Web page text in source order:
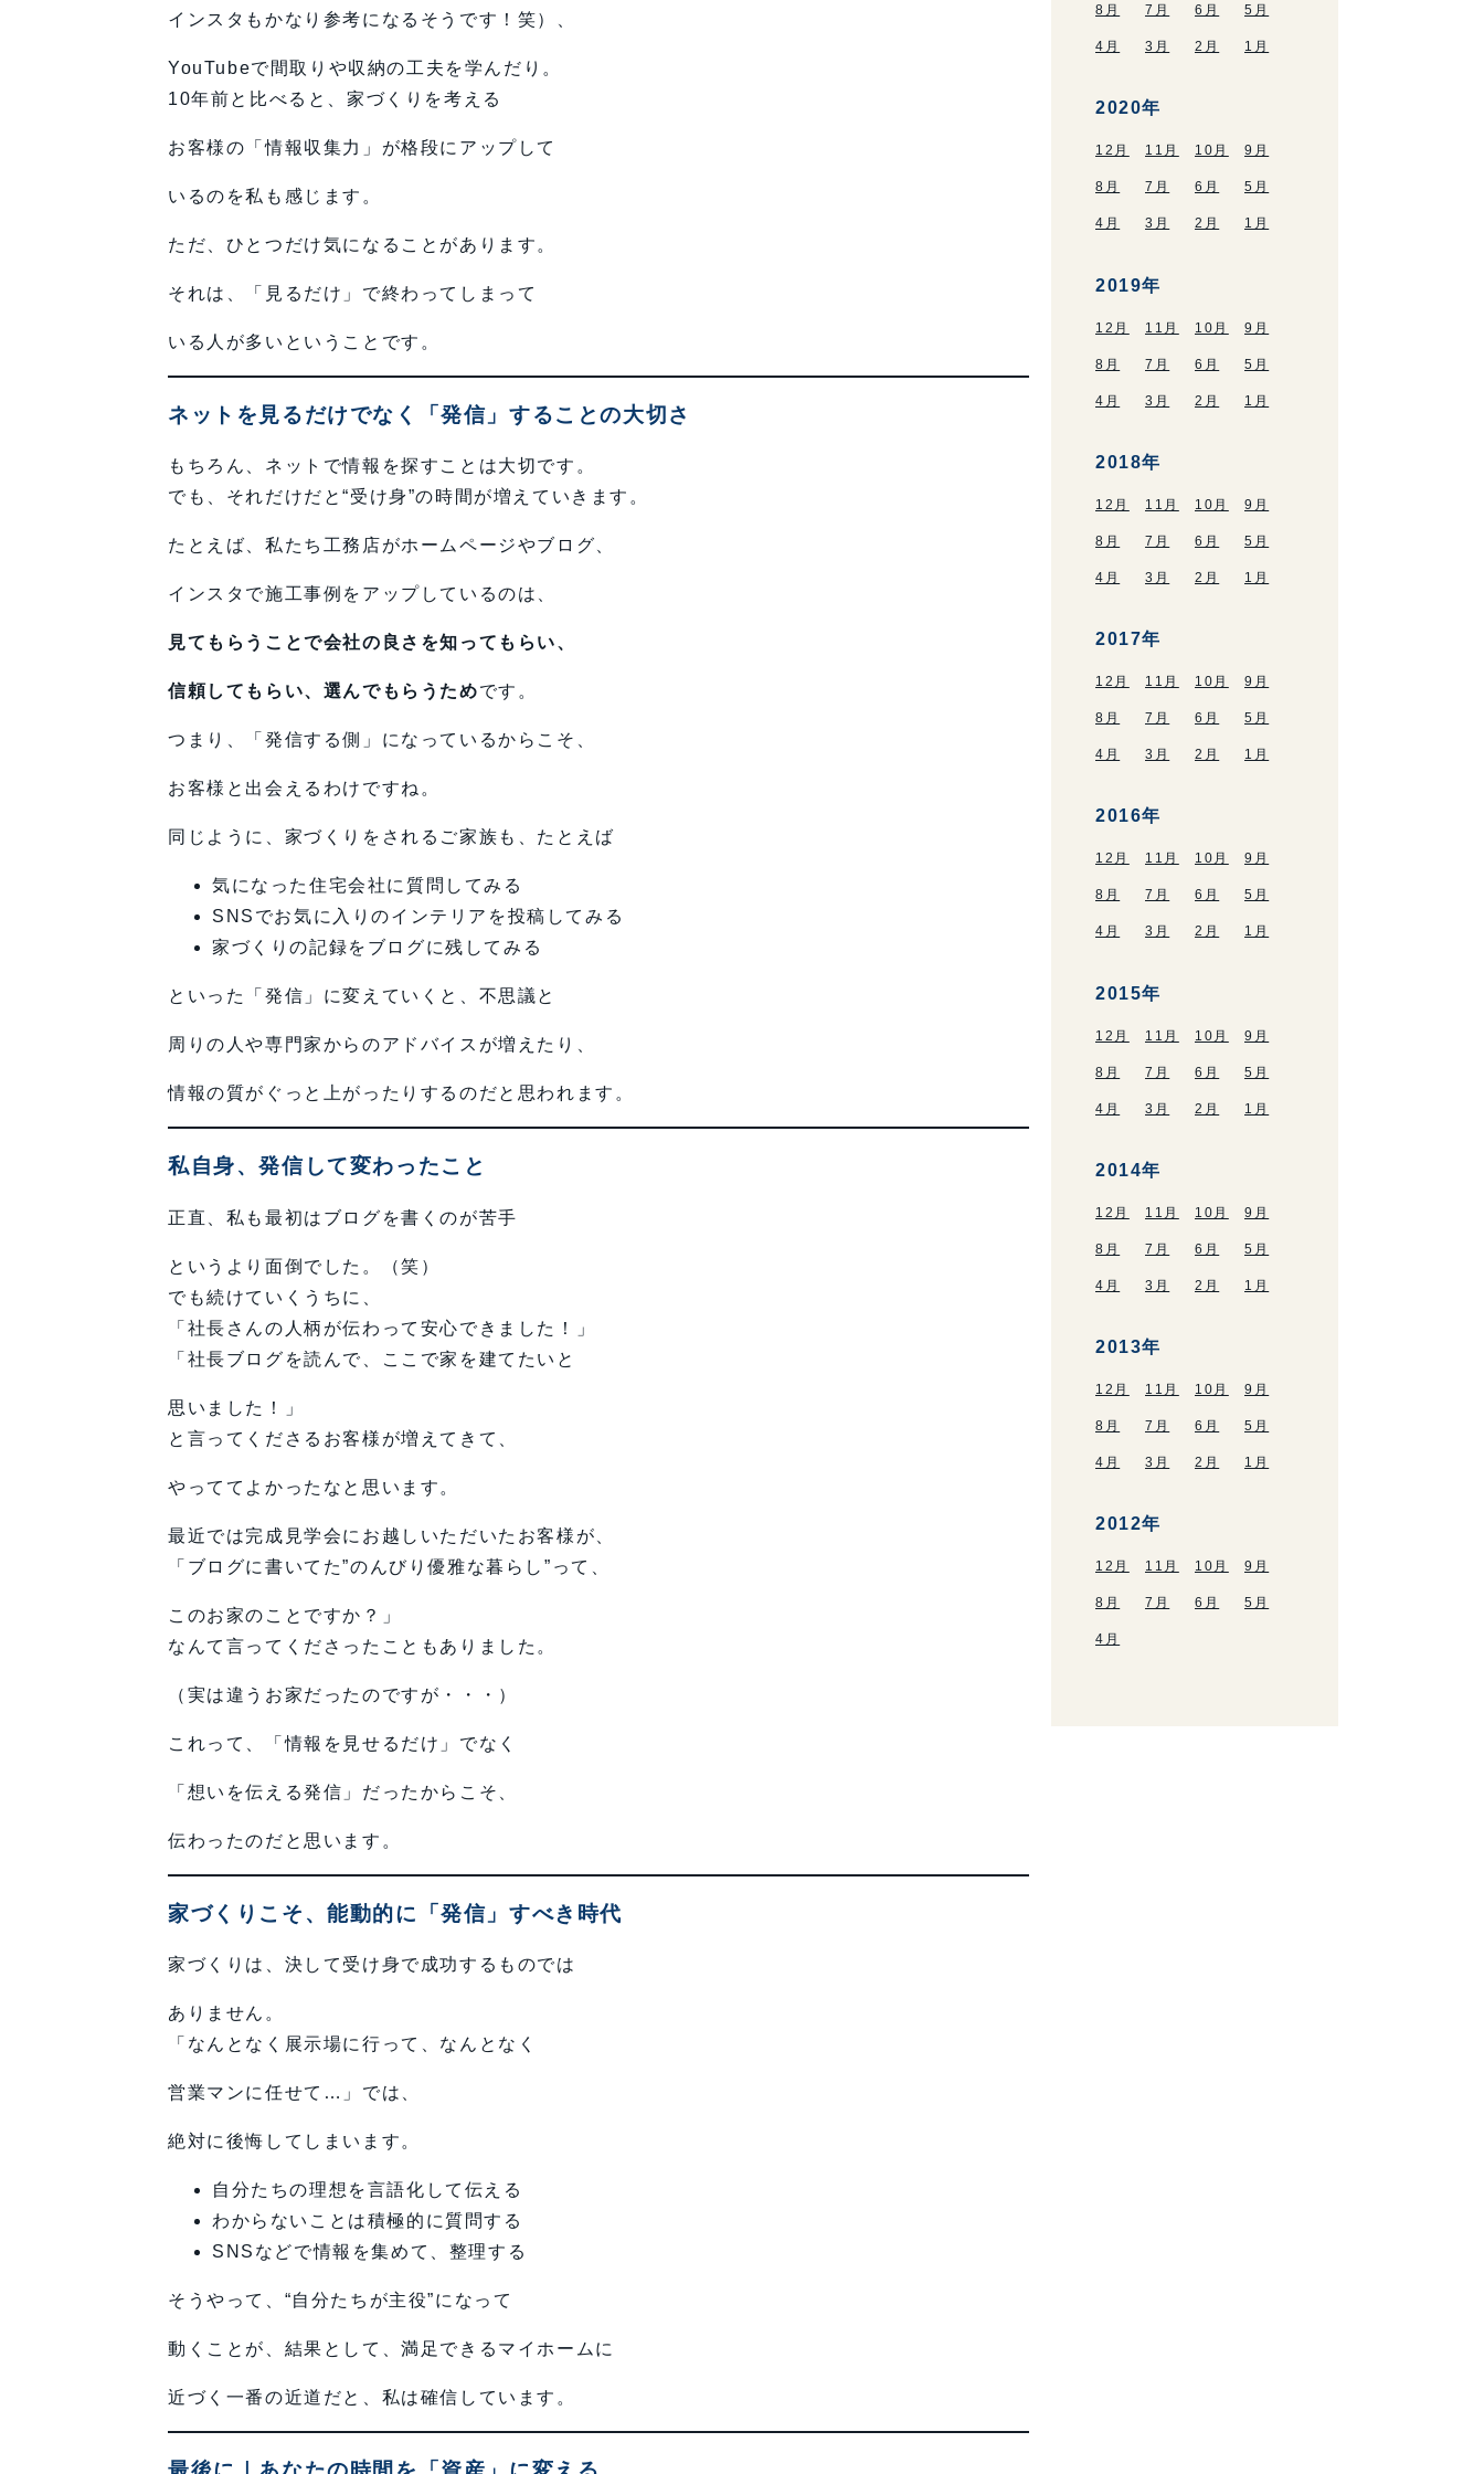
インスタもかなり参考になるそうです！笑）、
YouTubeで間取りや収納の工夫を学んだり。
10年前と比べると、家づくりを考える
お客様の「情報収集力」が格段にアップして
いるのを私も感じます。
ただ、ひとつだけ気になることがあります。
それは、「見るだけ」で終わってしまって
いる人が多いということです。
ネットを見るだけでなく「発信」することの大切さ
もちろん、ネットで情報を探すことは大切です。
でも、それだけだと“受け身”の時間が増えていきます。
たとえば、私たち工務店がホームページやブログ、
インスタで施工事例をアップしているのは、
見てもらうことで会社の良さを知ってもらい、
信頼してもらい、選んでもらうためです。
つまり、「発信する側」になっているからこそ、
お客様と出会えるわけですね。
同じように、家づくりをされるご家族も、たとえば
気になった住宅会社に質問してみる
SNSでお気に入りのインテリアを投稿してみる
家づくりの記録をブログに残してみる
といった「発信」に変えていくと、不思議と
周りの人や専門家からのアドバイスが増えたり、
情報の質がぐっと上がったりするのだと思われます。
私自身、発信して変わったこと
正直、私も最初はブログを書くのが苦手
というより面倒でした。（笑）
でも続けていくうちに、
「社長さんの人柄が伝わって安心できました！」
「社長ブログを読んで、ここで家を建てたいと
思いました！」
と言ってくださるお客様が増えてきて、
やっててよかったなと思います。
最近では完成見学会にお越しいただいたお客様が、
「ブログに書いてた”のんびり優雅な暮らし”って、
このお家のことですか？」
なんて言ってくださったこともありました。
（実は違うお家だったのですが・・・）
これって、「情報を見せるだけ」でなく
「想いを伝える発信」だったからこそ、
伝わったのだと思います。
家づくりこそ、能動的に「発信」すべき時代
家づくりは、決して受け身で成功するものでは
ありません。
「なんとなく展示場に行って、なんとなく
営業マンに任せて…」では、
絶対に後悔してしまいます。
自分たちの理想を言語化して伝える
わからないことは積極的に質問する
SNSなどで情報を集めて、整理する
そうやって、“自分たちが主役”になって
動くことが、結果として、満足できるマイホームに
近づく一番の近道だと、私は確信しています。
8月 7月 6月 5月
4月 3月 2月 1月
2020年
12月 11月 10月 9月
8月 7月 6月 5月
4月 3月 2月 1月
2019年
12月 11月 10月 9月
8月 7月 6月 5月
4月 3月 2月 1月
2018年
12月 11月 10月 9月
8月 7月 6月 5月
4月 3月 2月 1月
2017年
12月 11月 10月 9月
8月 7月 6月 5月
4月 3月 2月 1月
2016年
12月 11月 10月 9月
8月 7月 6月 5月
4月 3月 2月 1月
2015年
12月 11月 10月 9月
8月 7月 6月 5月
4月 3月 2月 1月
2014年
12月 11月 10月 9月
8月 7月 6月 5月
4月 3月 2月 1月
2013年
12月 11月 10月 9月
8月 7月 6月 5月
4月 3月 2月 1月
2012年
12月 11月 10月 9月
8月 7月 6月 5月
4月